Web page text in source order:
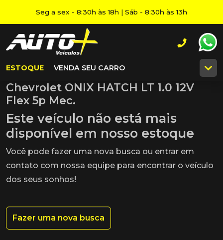
Seg a sex - 8:30h às 18h | Sáb - 8:30h às 13h
ESTOQUE VENDA SEU CARRO
Chevrolet ONIX HATCH LT 1.0 12V
Flex 5p Mec.
Este veículo não está mais
disponível em nosso estoque
Você pode fazer uma nova busca ou entrar em
contato com nossa equipe para encontrar o veículo
dos seus sonhos!
Fazer uma nova busca